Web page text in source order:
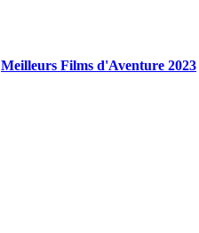
Meilleurs Films d'Aventure 2023